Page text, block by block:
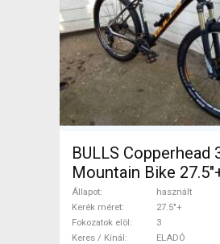
BULLS Copperhead
Mountain Bike
teleszkópos
Állapot
használt
Kerék méret
27.5"+
Fokozatok elöl
3
Keres / Kínál
ELADÓ